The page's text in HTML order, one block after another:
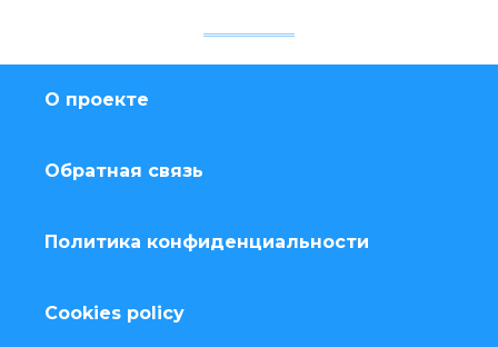
О проекте
Обратная связь
Политика конфиденциальности
Cookies policy